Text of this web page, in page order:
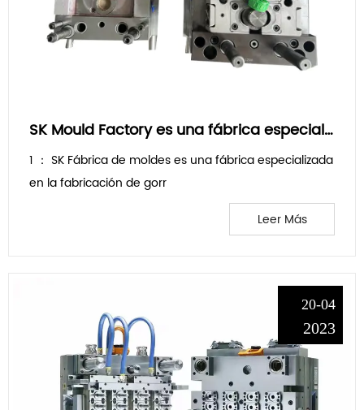
SK Mould Factory es una fábrica especializada en la fabricación de moldes para tapones
1 ： SK Fábrica de moldes es una fábrica especializada
en la fabricación de gorr
Leer Más
20-04
2023